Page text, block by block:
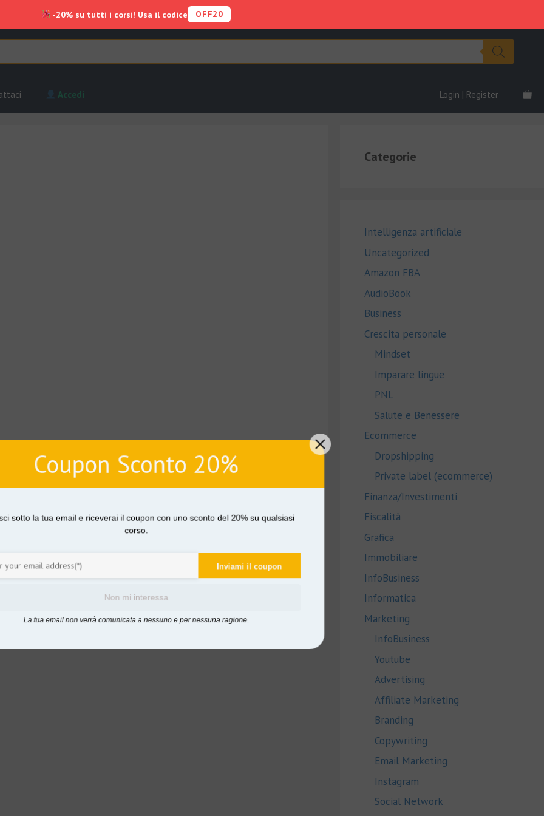
Accedi Login | Register
Categorie
Intelligenza artificiale
Uncategorized
Amazon FBA
AudioBook
Business
Crescita personale
Mindset
Imparare lingue
PNL
Salute e Benessere
Ecommerce
Dropshipping
Private label (ecommerce)
Finanza/Investimenti
Fiscalità
Grafica
Immobiliare
InfoBusiness
Informatica
Marketing
InfoBusiness
Youtube
Advertising
Affiliate Marketing
Branding
Copywriting
Email Marketing
Instagram
Social Network
Coupon Sconto 20%
sotto la tua email e riceverai il coupon con uno sconto del 20% su qualsiasi
corso.
Inviami il coupon
Non mi interessa
La tua email non verrà comunicata a nessuno e per nessuna ragione.
-20% su tutti i corsi! Usa il codice OFF20